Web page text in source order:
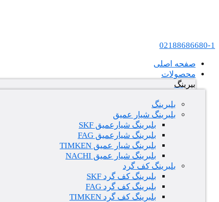
02188686680-1
صفحه اصلی
محصولات
بیرینگ
بلبرینگ
بلبرینگ شیار عمیق
بلبرینگ شیارعمیق SKF
بلبرینگ شیارعمیق FAG
بلبرینگ شیار عمیق TIMKEN
بلبرینگ شیار عمیق NACHI
بلبرینگ کف گرد
بلبرینگ کف گرد SKF
بلبرینگ کف گرد FAG
بلبرینگ کف گرد TIMKEN